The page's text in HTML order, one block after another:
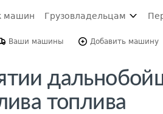
машин Грузовладельцам
Ваши машины Добавить машину
топлива